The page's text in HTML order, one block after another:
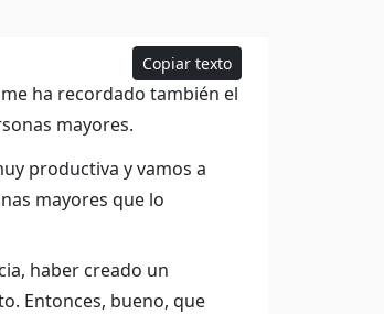
Copiar texto
ha recordado también el
mayores.
productiva y vamos a
mayores que lo
haber creado un
Entonces, bueno, que